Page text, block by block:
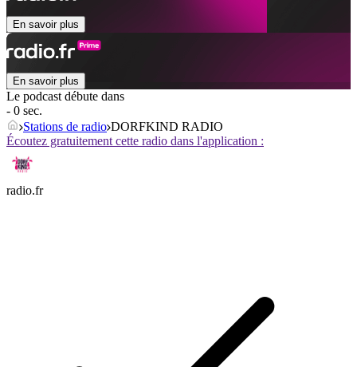
En savoir plus
En savoir plus
Le podcast débute dans
- 0 sec.
Stations de radio DORFKIND RADIO
Écoutez gratuitement cette radio dans l'application :
radio.fr